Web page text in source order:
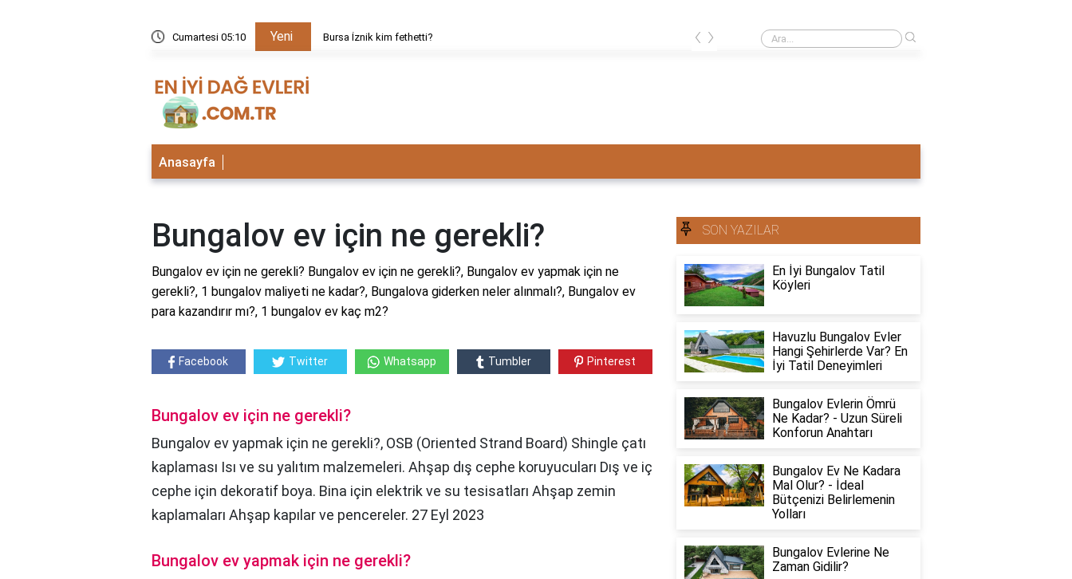
Cumartesi 05:10 Yeni Bursa İznik kim fethetti? Ahşap ev mi pahalı beton ev mi?
‹ ›
Anasayfa
Bungalov ev için ne gerekli?
Bungalov ev için ne gerekli? Bungalov ev için ne gerekli?, Bungalov ev yapmak için ne
gerekli?, 1 bungalov maliyeti ne kadar?, Bungalova giderken neler alınmalı?, Bungalov ev
para kazandırır mı?, 1 bungalov ev kaç m2?
Facebook Twitter Whatsapp Tumbler Pinterest
Bungalov ev için ne gerekli?
Bungalov ev yapmak için ne gerekli?, OSB (Oriented Strand Board) Shingle çatı
kaplaması Isı ve su yalıtım malzemeleri. Ahşap dış cephe koruyucuları Dış ve iç
cephe için dekoratif boya. Bina için elektrik ve su tesisatları Ahşap zemin
kaplamaları Ahşap kapılar ve pencereler. 27 Eyl 2023
Bungalov ev yapmak için ne gerekli?
SON YAZILAR
En İyi Bungalov Tatil
Köyleri
Havuzlu Bungalov Evler
Hangi Şehirlerde Var? En
İyi Tatil Deneyimleri
Bungalov Evlerin Ömrü
Ne Kadar? - Uzun Süreli
Konforun Anahtarı
Bungalov Ev Ne Kadara
Mal Olur? - İdeal
Bütçenizi Belirlemenin
Yolları
Bungalov Evlerine Ne
Zaman Gidilir?